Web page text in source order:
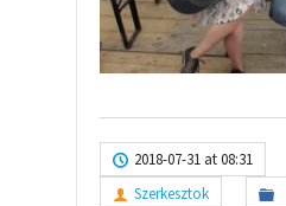
2018-07-31 at 08:31
Szerkesztok